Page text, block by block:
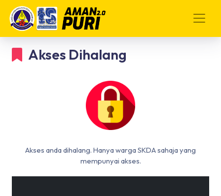
Akses Dihalang
Akses anda dihalang. Hanya warga SKDA sahaja yang
mempunyai akses.